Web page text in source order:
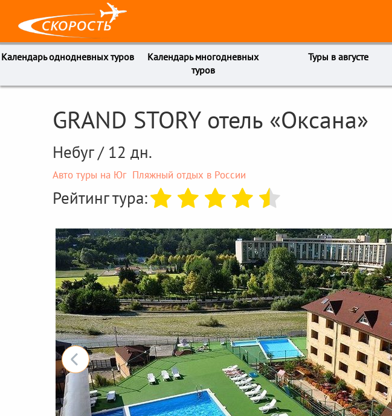
Календарь однодневных туров
Календарь многодневных
туров
Туры в августе
GRAND STORY отель «Оксана»
Небуг / 12 дн.
Авто туры на Юг Пляжный отдых в России
Рейтинг тура: